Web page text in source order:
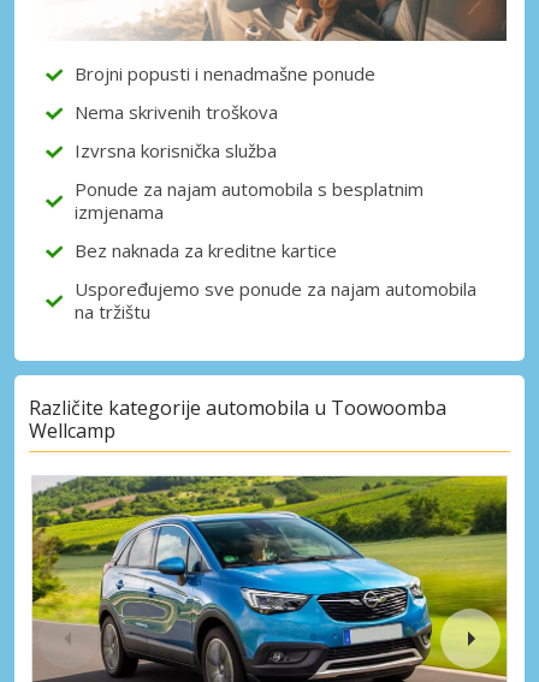
Brojni popusti i nenadmašne ponude
Nema skrivenih troškova
Izvrsna korisnička služba
Ponude za najam automobila s besplatnim
izmjenama
Bez naknada za kreditne kartice
Uspoređujemo sve ponude za najam automobila
na tržištu
Različite kategorije automobila u Toowoomba
Wellcamp